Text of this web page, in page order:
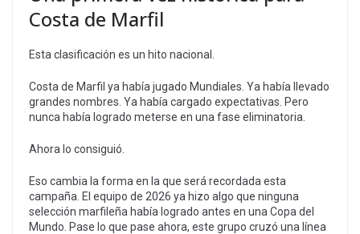
Costa de Marfil
Esta clasificación es un hito nacional.
Costa de Marfil ya había jugado Mundiales. Ya había llevado
grandes nombres. Ya había cargado expectativas. Pero
nunca había logrado meterse en una fase eliminatoria.
Ahora lo consiguió.
Eso cambia la forma en la que será recordada esta
campaña. El equipo de 2026 ya hizo algo que ninguna
selección marfileña había logrado antes en una Copa del
Mundo. Pase lo que pase ahora, este grupo cruzó una línea